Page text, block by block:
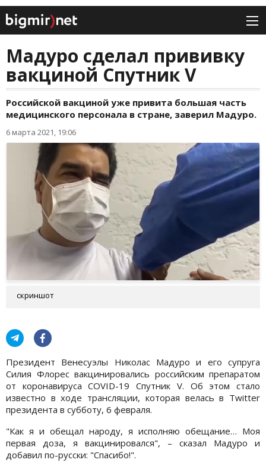
Мадуро сделал прививку
вакциной Спутник V
Российской вакциной уже привита большая часть
медицинского персонала в стране, заверил Мадуро.
6 марта 2021, 19:06
скриншот
Президент Венесуэлы Николас Мадуро и его супруга
Силия Флорес вакцинировались российским препаратом
от коронавируса COVID-19 Спутник V. Об этом стало
известно в ходе трансляции, которая велась в Twitter
президента в субботу, 6 февраля.
"Как я и обещал народу, я исполняю обещание… Моя
первая доза, я вакцинировался", – сказал Мадуро и
добавил по-русски: "Спасибо!".